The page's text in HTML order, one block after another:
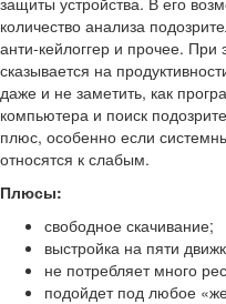
количество анализа
анти-кейлоггер и прочее.
сказывается на
даже и не заметить, как
компьютера и поиск
плюс, особенно если
относятся к слабым.
Плюсы:
свободное скачивание;
выстройка на пяти
не потребляет много
подойдет под любое